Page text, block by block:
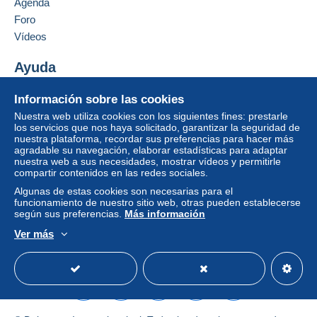
Un pago que no pase por
vendedor al comprador. Una compra no pagada
comprador.
cláusulas relativas al pago, estas se considerarán
nulas. Las condiciones de pago de la página web
Delcampe, tal y como se definen en las
condiciones de uso, son las únicas aplicables.
Las compras deben pagarse en un plazo de14
del vendedor.
BIENVENUE A TOUS DANS CETTE BOUTIQUE
Pour lettre moins de 20 grammes tarif lettre suivie avec
le timbre avec le tarif en vigueur ,avec l emballage
Pour lettre de plus de 20 grammes tarif lettre suivie ou
recommandé ,selon ..
Información sobre las cookies
Nuestra web utiliza cookies con los siguientes fines: prestarle
los servicios que nos haya solicitado, garantizar la seguridad de
nuestra plataforma, recordar sus preferencias para hacer más
agradable su navegación, elaborar estadísticas para adaptar
nuestra web a sus necesidades, mostrar vídeos y permitirle
compartir contenidos en las redes sociales.
Algunas de estas cookies son necesarias para el
funcionamiento de nuestro sitio web, otras pueden establecerse
según sus preferencias. Más información
Ver más
Agenda
Foro
Vídeos
Ayuda
Comprar en Delcampe
Vender en Delcampe
Una página securizada